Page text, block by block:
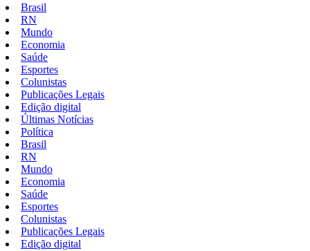
Brasil
RN
Mundo
Economia
Saúde
Esportes
Colunistas
Publicações Legais
Edição digital
Últimas Notícias
Política
Brasil
RN
Mundo
Economia
Saúde
Esportes
Colunistas
Publicações Legais
Edição digital